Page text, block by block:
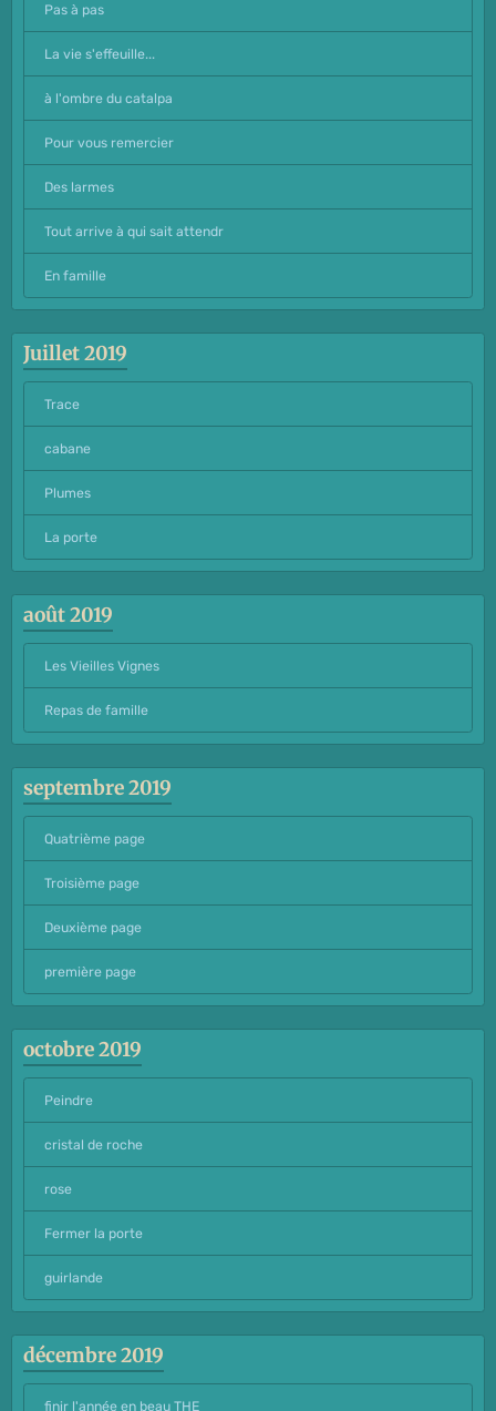
Pas à pas
La vie s'effeuille...
à l'ombre du catalpa
Pour vous remercier
Des larmes
Tout arrive à qui sait attendr
En famille
Juillet 2019
Trace
cabane
Plumes
La porte
août 2019
Les Vieilles Vignes
Repas de famille
septembre 2019
Quatrième page
Troisième page
Deuxième page
première page
octobre 2019
Peindre
cristal de roche
rose
Fermer la porte
guirlande
décembre 2019
finir l'année en beau THE